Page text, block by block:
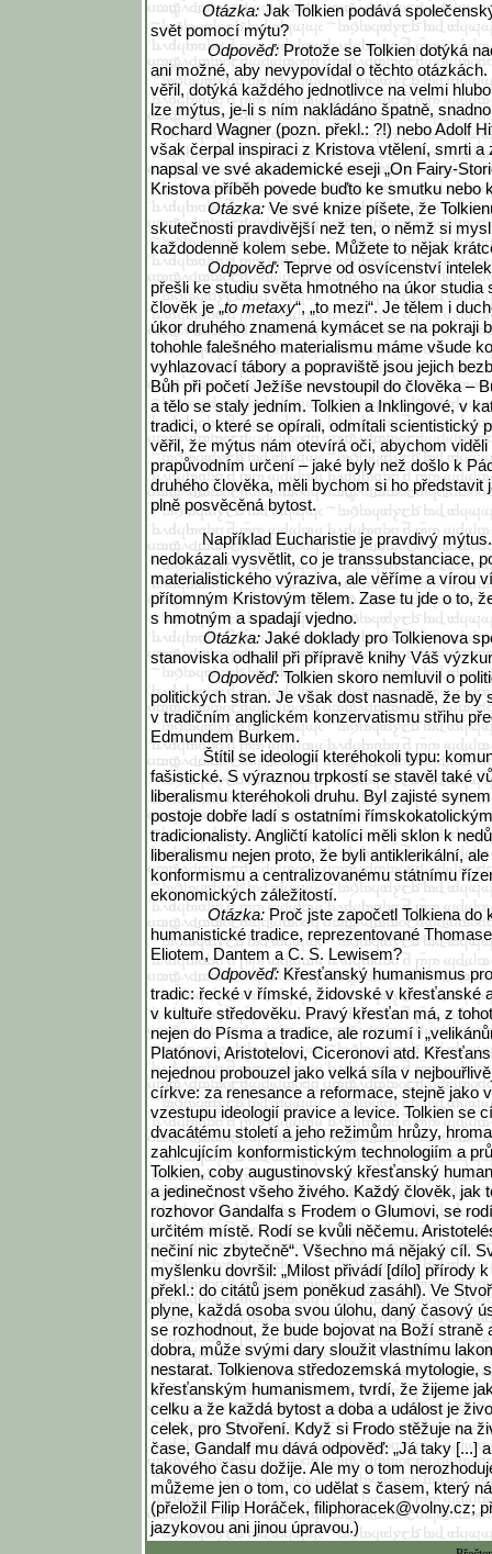
Otázka:Jak Tolkien podává
svět pomocí mýtu?
Odpověď:Protože se Tolkien dotýká
ani možné, aby nevypovídal o těchto
věřil, dotýká každého jednotlivce na velmi
lze mýtus, je-li s ním nakládáno špatně,
Rochard Wagner (pozn. překl.: ?!) nebo Adolf
však čerpal inspiraci z Kristova vtělení, smrti a
napsal ve své akademické eseji „On Fairy-
Kristova příběh povede buďto ke smutku nebo
Otázka:Ve své knize píšete, že
skutečnosti pravdivější než ten, o němž si
každodenně kolem sebe. Můžete to nějak
Odpověď:Teprve od osvícenství
přešli ke studiu světa hmotného na úkor studia
člověk je „to metaxy“, „to mezi“. Je tělem i
úkor druhého znamená kymácet se na pokraji
tohohle falešného materialismu máme všude
vyhlazovací tábory a popraviště jsou jejich
Bůh při početí Ježíše nevstoupil do člověka –
a tělo se staly jedním. Tolkien a Inklingové, v
tradici, o které se opírali, odmítali scientistický
věřil, že mýtus nám otevírá oči, abychom
prapůvodním určení – jaké byly než došlo k
druhého člověka, měli bychom si ho představit
plně posvěcěná bytost.
Například Eucharistie je pravdivý
nedokázali vysvětlit, co je transsubstanciace,
materialistického výraziva, ale věříme a vírou
přítomným Kristovým tělem. Zase tu jde o to,
s hmotným a spadají vjedno.
Otázka:Jaké doklady pro Tolkienova
stanoviska odhalil při přípravě knihy Váš
Odpověď:Tolkien skoro nemluvil o
politických stran. Je však dost nasnadě, že by
v tradičním anglickém konzervatismu střihu
Edmundem Burkem.
Štítil se ideologií kteréhokoli typu:
fašistické. S výraznou trpkostí se stavěl také
liberalismu kteréhokoli druhu. Byl zajisté
postoje dobře ladí s ostatními
tradicionalisty. Angličtí katolíci měli sklon k
liberalismu nejen proto, že byli antiklerikální,
konformismu a centralizovanému státnímu
ekonomických záležitostí.
Otázka:Proč jste započetl Tolkiena do
humanistické tradice, reprezentované
Eliotem, Dantem a C. S. Lewisem?
Odpověď: Křesťanský humanismus
tradic: řecké v římské, židovské v křesťanské
v kultuře středověku. Pravý křesťan má, z
nejen do Písma a tradice, ale rozumí i
Platónovi, Aristotelovi, Ciceronovi atd.
nejednou probouzel jako velká síla v
církve: za renesance a reformace, stejně jako
vzestupu ideologií pravice a levice. Tolkien se
dvacátému století a jeho režimům hrůzy,
zahlcujícím konformistickým technologiím a
Tolkien, coby augustinovský křesťanský
a jedinečnost všeho živého. Každý člověk, jak
rozhovor Gandalfa s Frodem o Glumovi, se
určitém místě. Rodí se kvůli něčemu.
nečiní nic zbytečně“. Všechno má nějaký cíl.
myšlenku dovršil: „Milost přivádí [dílo] přírody k
překl.: do citátů jsem poněkud zasáhl). Ve
plyne, každá osoba svou úlohu, daný časový
se rozhodnout, že bude bojovat na Boží straně
dobra, může svými dary sloužit vlastnímu
nestarat. Tolkienova středozemská mytologie,
křesťanským humanismem, tvrdí, že žijeme
celku a že každá bytost a doba a událost je
celek, pro Stvoření. Když si Frodo stěžuje na
čase, Gandalf mu dává odpověď: „Já taky [...]
takového času dožije. Ale my o tom
můžeme jen o tom, co udělat s časem, který
(přeložil Filip Horáček, filiphoracek@volny.cz;
jazykovou ani jinou úpravou.)